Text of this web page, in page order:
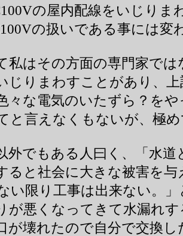
の屋内配線をいじりま
の扱いである事には変
私はその方面の専門家で
じりまわすことがあり、
々な電気のいたずら？を
と言えなくもないが、極
外でもある人曰く、「水
ると社会に大きな被害を
い限り工事は出来ない。
が悪くなってきて水漏れ
壊れたので自分で交換